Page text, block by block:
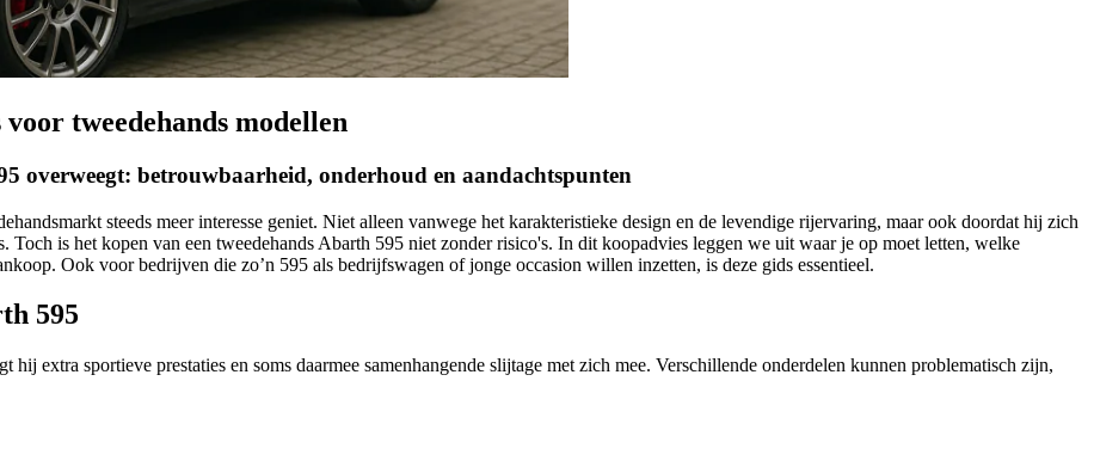
tweedehands modellen
overweegt: betrouwbaarheid, onderhoud en aandachtspunten
steeds meer interesse geniet. Niet alleen vanwege het karakteristieke design en de levendige rijervaring, maar ook doordat hij zich
Toch is het kopen van een tweedehands Abarth 595 niet zonder risico's. In dit koopadvies leggen we uit waar je op moet letten, welke
Ook voor bedrijven die zo’n 595 als bedrijfswagen of jonge occasion willen inzetten, is deze gids essentieel.
595
extra sportieve prestaties en soms daarmee samenhangende slijtage met zich mee. Verschillende onderdelen kunnen problematisch zijn,